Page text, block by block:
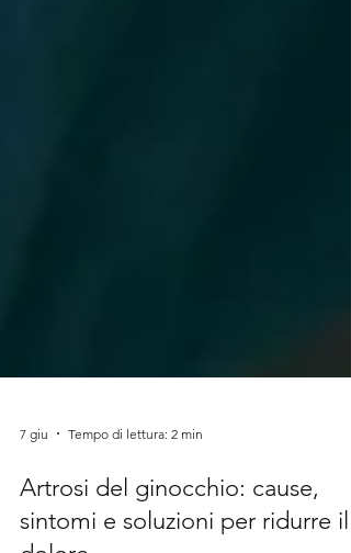
7 giu Tempo di lettura: 2 min
Artrosi del ginocchio: cause,